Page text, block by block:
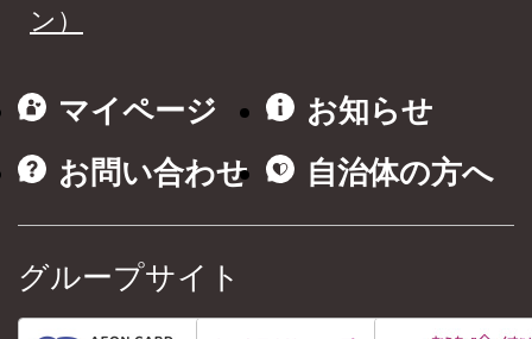
ン）
マイページ
お知らせ
お問い合わせ
自治体の方へ
グループサイト